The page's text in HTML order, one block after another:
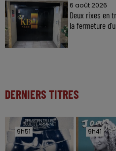
6 août 2026
Deux rixes en
la fermeture
DERNIERS TITRES
9h51
9h51 9h41
9h41